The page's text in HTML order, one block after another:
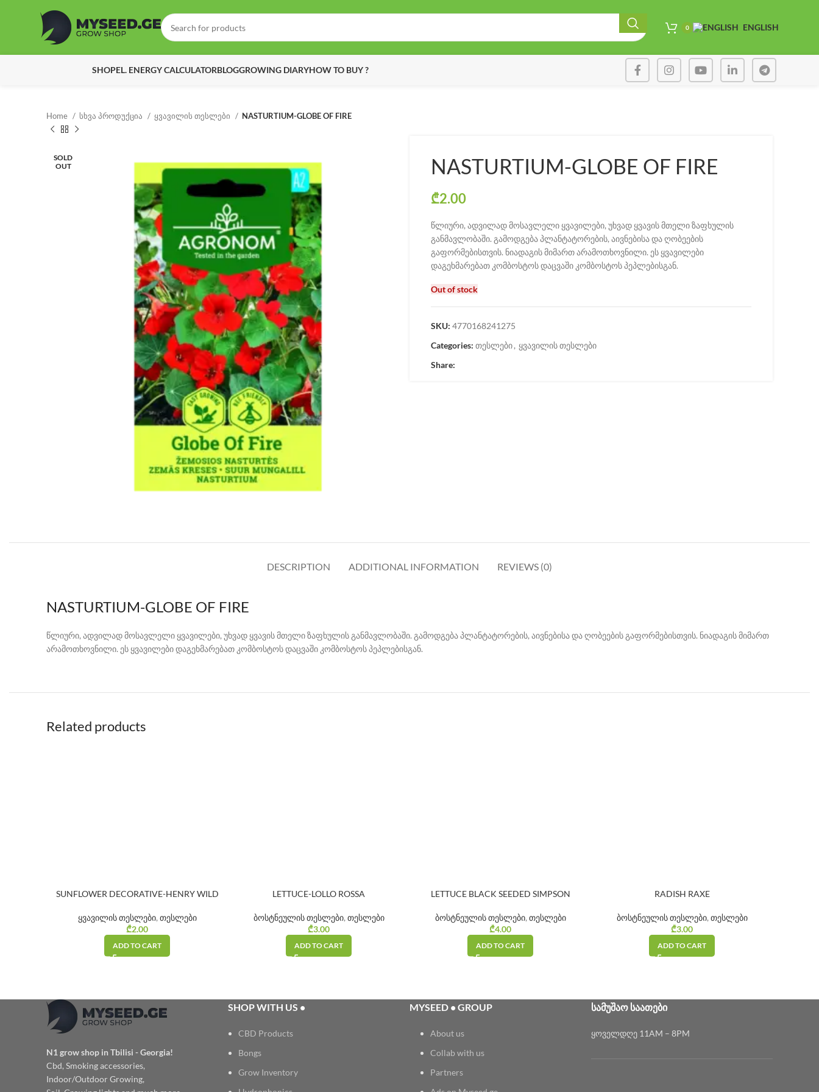
0 ENGLISH
SHOPEL. ENERGY CALCULATORBLOGGROWING DIARYHOW TO BUY ?
Home სხვა პროდუქცია ყვავილის თესლები NASTURTIUM-GLOBE OF FIRE
SOLD
OUT
NASTURTIUM-GLOBE OF FIRE
₾2.00
წლიური, ადვილად მოსავლელი ყვავილები, უხვად ყვავის მთელი ზაფხულის
განმავლობაში. გამოდგება პლანტატორების, აივნებისა და ღობეების
გაფორმებისთვის. ნიადაგის მიმართ არამოთხოვნილი. ეს ყვავილები
დაგეხმარებათ კომბოსტოს დაცვაში კომბოსტოს პეპლებისგან.
Out of stock
SKU: 4770168241275
Categories: თესლები, ყვავილის თესლები
Share:
DESCRIPTION ADDITIONAL INFORMATION REVIEWS (0)
NASTURTIUM-GLOBE OF FIRE
წლიური, ადვილად მოსავლელი ყვავილები, უხვად ყვავის მთელი ზაფხულის განმავლობაში. გამოდგება პლანტატორების, აივნებისა და ღობეების გაფორმებისთვის. ნიადაგის მიმართ
არამოთხოვნილი. ეს ყვავილები დაგეხმარებათ კომბოსტოს დაცვაში კომბოსტოს პეპლებისგან.
Related products
SUNFLOWER DECORATIVE-HENRY WILD
ყვავილის თესლები, თესლები
₾2.00
ADD TO CART
LETTUCE-LOLLO ROSSA
ბოსტნეულის თესლები, თესლები
₾3.00
ADD TO CART
LETTUCE BLACK SEEDED SIMPSON
ბოსტნეულის თესლები, თესლები
₾4.00
ADD TO CART
RADISH RAXE
ბოსტნეულის თესლები, თესლები
₾3.00
ADD TO CART
N1 grow shop in Tbilisi - Georgia!
Cbd, Smoking accessories,
Indoor/Outdoor Growing,
SHOP WITH US •
CBD Products
Bongs
Grow Inventory
MYSEED • GROUP
About us
Collab with us
Partners
ᲡᲐᲛᲣᲨᲐᲝ ᲡᲐᲐᲗᲔᲑᲘ
ყოველდღე 11AM – 8PM